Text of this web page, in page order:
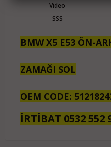
Video
SSS
BMW X5 E53 ÖN-
ZAMAĞI SOL
OEM CODE:
İRTİBAT 0532 552